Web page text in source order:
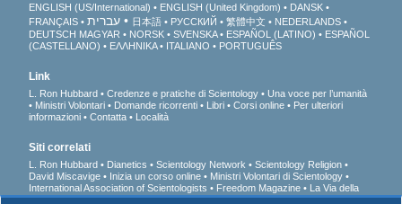
ENGLISH (US/International) ENGLISH (United Kingdom)
DANSK
FRANÇAIS
עברית 日本語 РУССКИЙ 繁體中文
NEDERLANDS
DEUTSCH MAGYAR NORSK SVENSKA ESPAÑOL (LATINO)
ESPAÑOL
(CASTELLANO)
ΕΛΛΗΝΙΚA ITALIANO PORTUGUÊS
Link
L. Ron Hubbard Credenze e pratiche di Scientology
Una voce per l’umanità
Ministri Volontari
Domande ricorrenti Libri Corsi online
Per ulteriori
informazioni
Contatta Località
Siti correlati
L. Ron Hubbard Dianetics Scientology Network
Scientology Religion
David Miscavige
Inizia un corso online
Ministri Volontari di Scientology
International Association of Scientologists
Freedom Magazine
La Via della
Felicità
A sostegno di un mondo libero dalla droga Uniti per i Diritti Umani